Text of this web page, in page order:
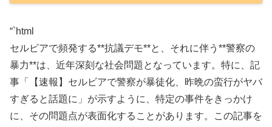
“`html
セルビアで頻発する**抗議デモ**と、それに伴う**警察の
暴力**は、近年深刻な社会問題となっています。特に、記
事「【速報】セルビアで警察が暴徒化、昨晩の蛮行がヤバ
すぎると話題に」が示すように、特定の事件をきっかけ
に、その問題点が表面化することがあります。この記事を